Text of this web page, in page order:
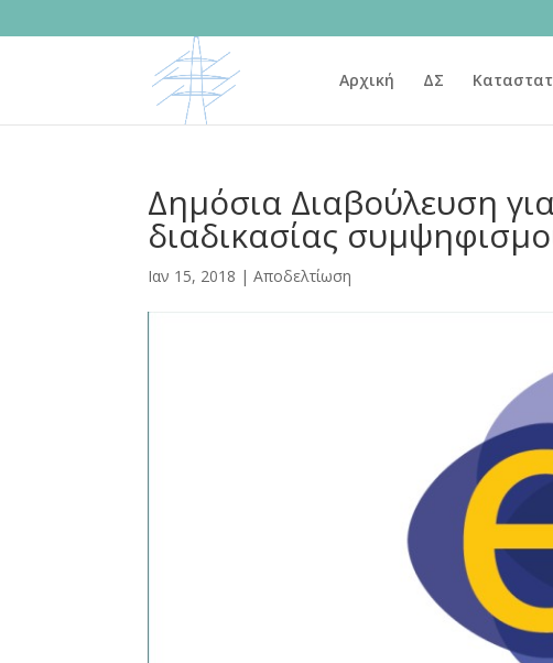
Αρχική ΔΣ
Δημόσια Διαβούλευση
διαδικασίας
Ιαν 15, 2018 |Αποδελτίωση